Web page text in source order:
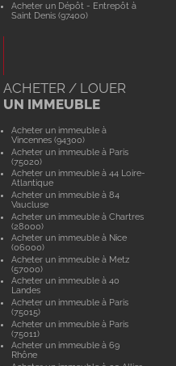
Acheter un Dépôt - Entrepôt à
Saint Denis (97400)
ACHETER / LOUER
UN IMMEUBLE
Acheter un immeuble à
Vincennes (94300)
Acheter un immeuble à Paris
(75020)
Acheter un immeuble à 44 Loire-
Atlantique
Acheter un immeuble à 84
Vaucluse
Acheter un immeuble à Chartres
(28000)
Acheter un immeuble à Nice
(06000)
Acheter un immeuble à Metz
(57000)
Acheter un immeuble à 40
Landes
Acheter un immeuble à Paris
(75015)
Acheter un immeuble à Paris
(75011)
Acheter un immeuble à 69
Rhône